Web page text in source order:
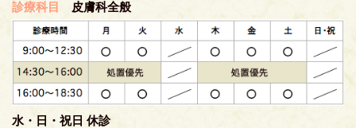
診療科目 皮膚科全般
水・日・祝日 休診